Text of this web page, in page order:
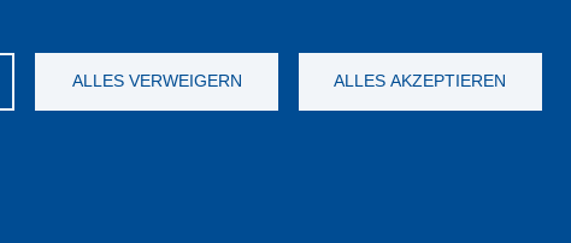
ALLES VERWEIGERN ALLES AKZEPTIEREN
данных Выходные данные GTC